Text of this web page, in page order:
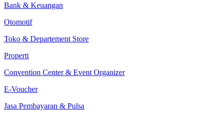
Bank & Keuangan
Otomotif
Toko & Departement Store
Properti
Convention Center & Event Organizer
E-Voucher
Jasa Pembayaran & Pulsa